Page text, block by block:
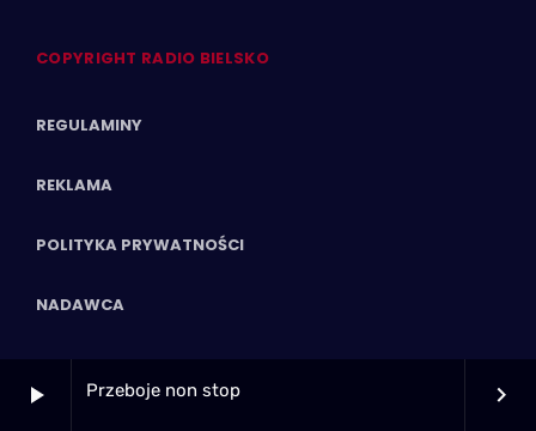
play_arrow Przeboje non stop keyboard_arrow_right
COPYRIGHT RADIO BIELSKO
REGULAMINY
REKLAMA
POLITYKA PRYWATNOŚCI
NADAWCA